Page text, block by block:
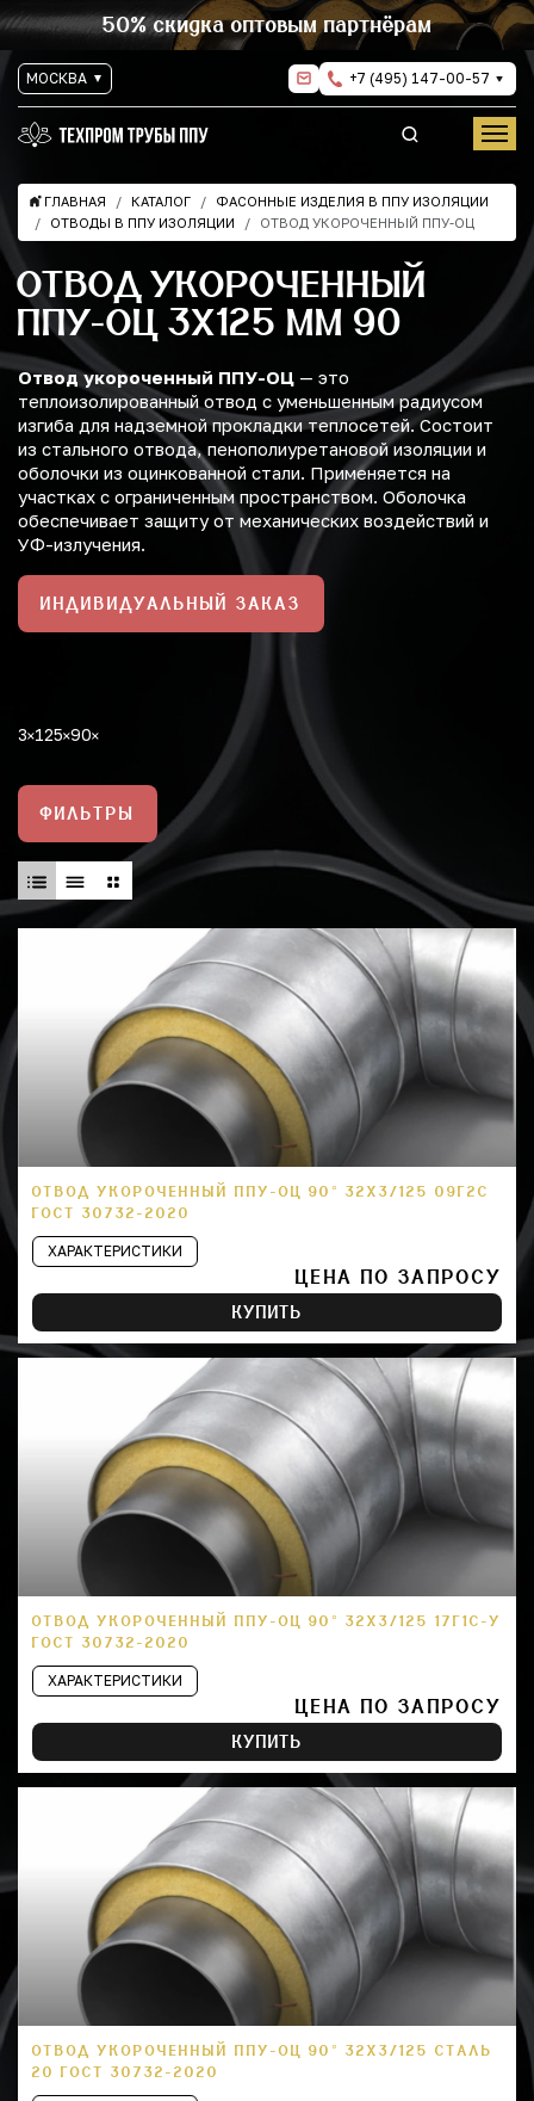
50% скидка оптовым партнёрам
МОСКВА +7 (495) 147-00-57
ГЛАВНАЯ КАТАЛОГ
ФАСОННЫЕ ИЗДЕЛИЯ В ППУ ИЗОЛЯЦИИ
ОТВОДЫ В ППУ ИЗОЛЯЦИИ
ОТВОД УКОРОЧЕННЫЙ ППУ-ОЦ
ОТВОД УКОРОЧЕННЫЙ
ППУ-ОЦ 3Х125 ММ 90
Отвод укороченный ППУ-ОЦ — это
теплоизолированный отвод с уменьшенным радиусом
изгиба для надземной прокладки теплосетей. Состоит
из стального отвода, пенополиуретановой изоляции и
оболочки из оцинкованной стали. Применяется на
участках с ограниченным пространством. Оболочка
обеспечивает защиту от механических воздействий и
УФ-излучения.
ИНДИВИДУАЛЬНЫЙ ЗАКАЗ
3 125 90
ФИЛЬТРЫ
ОТВОД УКОРОЧЕННЫЙ ППУ-ОЦ 90° 32Х3/125 09Г2С
ГОСТ 30732-2020
ХАРАКТЕРИСТИКИ
ЦЕНА ПО ЗАПРОСУ
КУПИТЬ
ОТВОД УКОРОЧЕННЫЙ ППУ-ОЦ 90° 32Х3/125 17Г1С-У
ГОСТ 30732-2020
ХАРАКТЕРИСТИКИ
ЦЕНА ПО ЗАПРОСУ
КУПИТЬ
ОТВОД УКОРОЧЕННЫЙ ППУ-ОЦ 90° 32Х3/125 СТАЛЬ
20 ГОСТ 30732-2020